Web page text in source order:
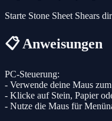
Starte Stone Sheet Shears
📋 Anweisungen
PC-Steuerung:
- Verwende deine Maus
- Klicke auf Stein, Papier
- Nutze die Maus für